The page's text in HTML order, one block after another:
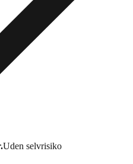
Uden selvrisiko